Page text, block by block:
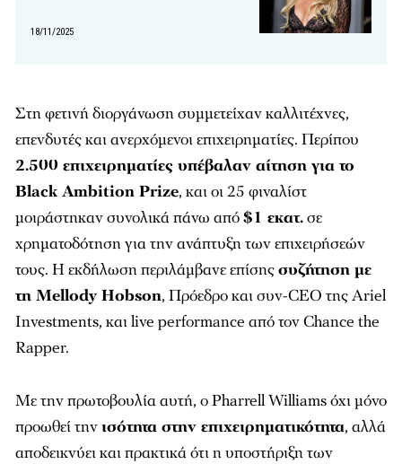
18/11/2025
Στη φετινή διοργάνωση συμμετείχαν καλλιτέχνες,
επενδυτές και ανερχόμενοι επιχειρηματίες. Περίπου
2.500 επιχειρηματίες υπέβαλαν αίτηση για το
Black Ambition Prize, και οι 25 φιναλίστ
μοιράστηκαν συνολικά πάνω από$1 εκατ.σε
χρηματοδότηση για την ανάπτυξη των επιχειρήσεών
τους. Η εκδήλωση περιλάμβανε επίσηςσυζήτηση με
τη Mellody Hobson, Πρόεδρο και συν-CEO της Ariel
Investments, και live performance από τον Chance the
Rapper.
Με την πρωτοβουλία αυτή, ο Pharrell Williams όχι μόνο
προωθεί τηνισότητα στην επιχειρηματικότητα, αλλά
αποδεικνύει και πρακτικά ότι η υποστήριξη των